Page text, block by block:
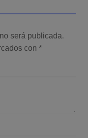
será publicada.
con *